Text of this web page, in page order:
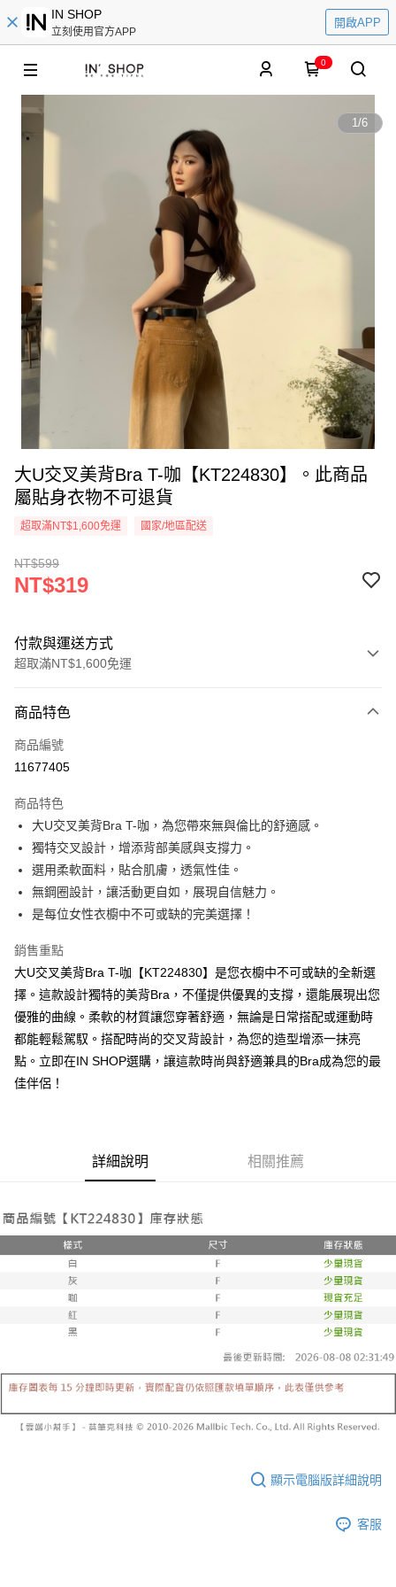
IN SHOP
立刻使用官方APP
開啟APP
0
1/6
大U交叉美背Bra T-咖【KT224830】。此商品
屬貼身衣物不可退貨
超取滿NT$1,600免運 國家/地區配送
NT$599
NT$319
付款與運送方式
超取滿NT$1,600免運
信用卡一次付款
超商取貨付款
Apple Pay
街口支付
Google Pay
大哥付你分期
相關說明
1.本服務由台灣大哥大提供，台灣大哥大用戶可立即使用無須另外申請。
2.付款方式選擇「大哥付你分期」，訂單成立後會自動跳轉到大哥付的交易
流程，驗證手機門號後，選擇欲分期的期數、繳款截止日，確認付款後即完
成交易。
3.實際核准額度、可分期數及費用金額請依後續交易確認頁面所載為準。
4.訂單成立30分鐘內，如未前往確認交易或遇審核未通過，訂單將自動取
法說明評估內容。
2.透過簡訊連結打開帳單後，可選擇「超商條碼／台灣大直營門市／銀行轉
帳／街口支付／iPASS MONEY」等通路繳費。
1.本服務係由「台灣大哥大股份有限公司」（以下簡稱本公司）所提供，讓
買賣價金債權讓與本公司後，依約使用本公司帳單繳交帳款。
2.基於同意付款使用「大哥付你分期」之契約關係目的，商店將以您的個人
資料（包含姓名、電話或地址）提供予台灣大哥大進項蒐集、處理及利用，
由本公司與您本人進行分期帳單所需資料之確認、核對及更正。
3.完整用戶服務條款，請詳閱以下連結：
https://oppay.tw/userRule
AFTEE先享後付
相關說明
【關於「AFTEE先享後付」】
AFTEE先享後付是「在收到商品之後才付款」的支付方式。 讓您購物簡單
便利好安心！
１．簡單：不需註冊會員、不需綁卡、不需儲值。
２．便利：只要手機號碼，簡訊認證，即可結帳。
結帳頁面，進行簡訊認證並確認金額後，即可完成結帳。
※ 請注意：結帳手續完成當下不需立刻繳費，但若您需要取消訂單，請聯絡
購買商品的店家。未經商家同意取消之訂單仍視為有效，需透過AFTEE先享
後付繳納相關費用。
※ 交易是否成功請以「AFTEE先享後付 」之結帳頁面顯示為準，若有關於
是否繳費成功／繳費後需取消欲退款等相關疑問，請聯繫「AFTEE先享後付
客戶支援中心」
https://netprotections.freshdesk.com/support/home
【注意事項】
１．透過由恩沛科技股份有限公司提供之「AFTEE先享後付」服務完成之交
權轉讓予恩沛科技股份有限公司。
https://aftee.tw/terms/#terms3
３．未成年的使用者請事先徵得法定代理人或監護人之同意方可使用
４．使用「AFTEE先享後付」時，將依據個別帳號之用戶狀況，依本公司即
５．嚴禁一人註冊多個帳號或使用他人資訊註冊。若發現惡意使用之情形，
付款後全家取貨
每筆NT$60，滿NT$1,600(含以上)免運費
已關閉，請勿下單
每筆NT$10,000
已關閉，請勿下單(付取)
每筆NT$10,000
7-11取貨付款
每筆NT$60，滿NT$1,800(含以上)免運費
付款後7-11取貨
商品特色
商品編號
11677405
商品特色
大U交叉美背Bra T-咖，為您帶來無與倫比的舒適感。
獨特交叉設計，增添背部美感與支撐力。
選用柔軟面料，貼合肌膚，透氣性佳。
無鋼圈設計，讓活動更自如，展現自信魅力。
是每位女性衣櫥中不可或缺的完美選擇！
銷售重點
大U交叉美背Bra T-咖【KT224830】是您衣櫥中不可或缺的全新選
擇。這款設計獨特的美背Bra，不僅提供優異的支撐，還能展現出您
優雅的曲線。柔軟的材質讓您穿著舒適，無論是日常搭配或運動時
都能輕鬆駕馭。搭配時尚的交叉背設計，為您的造型增添一抹亮
點。立即在IN SHOP選購，讓這款時尚與舒適兼具的Bra成為您的最
佳伴侶！
詳細說明 相關推薦
顯示電腦版詳細說明
客服